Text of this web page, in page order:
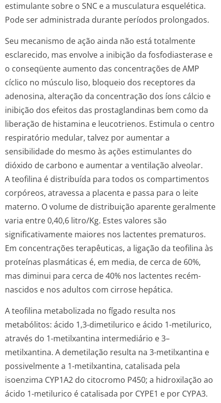
estimulante sobre o SNC e a musculatura esquelética.
Pode ser administrada durante períodos prolongados.
Seu mecanismo de ação ainda não está totalmente
esclarecido, mas envolve a inibição da fosfodiasterase e
o conseqüente aumento das concentrações de AMP
cíclico no músculo liso, bloqueio dos receptores da
adenosina, alteração da concentração dos íons cálcio e
inibição dos efeitos das prostaglandinas bem como da
liberação de histamina e leucotrienos. Estimula o centro
respiratório medular, talvez por aumentar a
sensibilidade do mesmo às ações estimulantes do
dióxido de carbono e aumentar a ventilação alveolar.
A teofilina é distribuída para todos os compartimentos
corpóreos, atravessa a placenta e passa para o leite
materno. O volume de distribuição aparente geralmente
varia entre 0,40,6 litro/Kg. Estes valores são
significativamente maiores nos lactentes prematuros.
Em concentrações terapêuticas, a ligação da teofilina às
proteínas plasmáticas é, em media, de cerca de 60%,
mas diminui para cerca de 40% nos lactentes recém-
nascidos e nos adultos com cirrose hepática.
A teofilina metabolizada no fígado resulta nos
metabólitos: ácido 1,3-dimetilurico e ácido 1-metilurico,
através do 1-metilxantina intermediário e 3–
metilxantina. A demetilação resulta na 3-metilxantina e
possivelmente a 1-metilxantina, catalisada pela
isoenzima CYP1A2 do citocromo P450; a hidroxilação ao
ácido 1-metilurico é catalisada por CYPE1 e por CYPA3.